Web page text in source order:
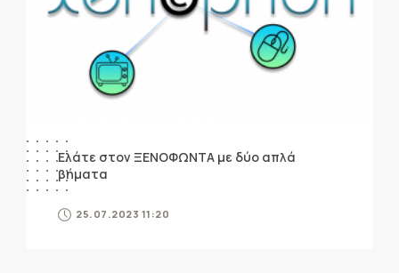
Ελάτε στον ΞΕΝΟΦΩΝΤΑ με δύο απλά
βήματα
25.07.2023 11:20